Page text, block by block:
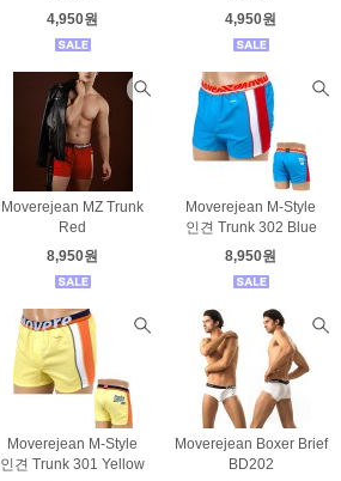
4,950원
4,950원
Moverejean MZ Trunk
Red
8,950원
Moverejean M-Style
인견 Trunk 302 Blue
8,950원
Moverejean M-Style
인견 Trunk 301 Yellow
Moverejean Boxer Brief
BD202